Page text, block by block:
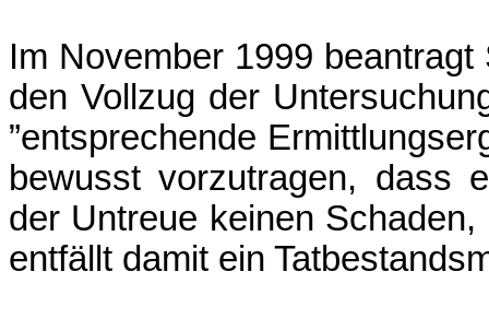
Im November 1999
den Vollzug der
”entsprechende
bewusst vorzutragen, dass
der Untreue keinen
entfällt damit ein